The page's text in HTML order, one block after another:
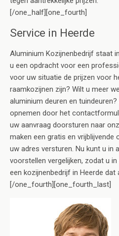
[/one_half][one_fourth]
Service in Heerde
Aluminium Kozijnenbedrijf staat
u een opdracht voor een
voor uw situatie de prijzen voor
raamkozijnen zijn? Wilt u meer
aluminium deuren en
opnemen door het
uw aanvraag doorsturen naar
maken een gratis en
uw adres versturen. Nu kunt u in
voorstellen vergelijken, zodat u
een kozijnenbedrijf in Heerde dat
[/one_fourth][one_fourth_last]